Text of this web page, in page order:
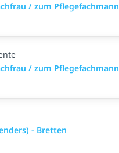
/ zum Pflegefachmann
/ zum Pflegefachmann
- Bretten